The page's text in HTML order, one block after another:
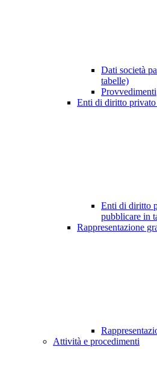
Dati società
tabelle)
Provvedimenti
Enti di diritto
Enti di diritto
pubblicare in
Rappresentazione
Attività e procedimenti